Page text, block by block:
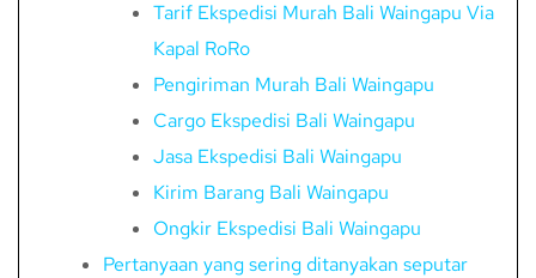
Tarif Ekspedisi Murah Bali Waingapu Via
Kapal RoRo
Pengiriman Murah Bali Waingapu
Cargo Ekspedisi Bali Waingapu
Jasa Ekspedisi Bali Waingapu
Kirim Barang Bali Waingapu
Ongkir Ekspedisi Bali Waingapu
Pertanyaan yang sering ditanyakan seputar